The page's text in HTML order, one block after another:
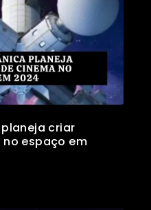
criar
espaço em